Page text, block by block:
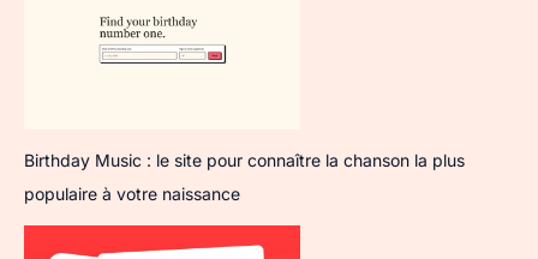
Birthday Music : le site pour connaître la chanson la plus
populaire à votre naissance